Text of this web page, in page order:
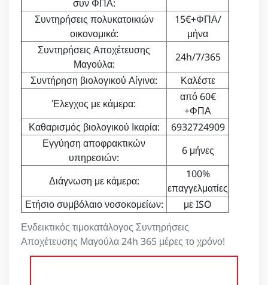
Ενδεικτικός τιμοκατάλογος Συντηρήσεις
Αποχέτευσης Μαγούλα 24h 365 μέρες το χρόνο!
συν ΦΠΑ:
Συντηρήσεις πολυκατοικιών
οικονομικά:
15€+ΦΠΑ/
μήνα
Συντηρήσεις Αποχέτευσης
Μαγούλα:
24h/7/365
Συντήρηση βιολογικού Αίγινα:
Καλέστε
Έλεγχος με κάμερα:
από 60€
+ΦΠΑ
Καθαρισμός βιολογικού Ικαρία:
6932724909
Εγγύηση αποφρακτικών
υπηρεσιών:
6 μήνες
Διάγνωση με κάμερα:
100%
επαγγελματίες
Ετήσιο συμβόλαιο νοσοκομείων:
με ISO